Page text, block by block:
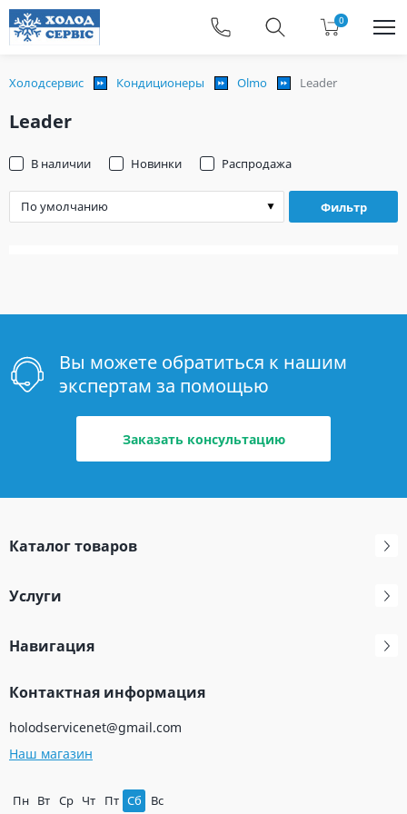
0
Холодсервис Кондиционеры Olmo Leader
Leader
Фильтр
В наличии Новинки Распродажа
Вы можете обратиться к нашим
экспертам за помощью
Заказать консультацию
Каталог товаров
Услуги
Навигация
Контактная информация
holodservicenet@gmail.com
Наш магазин
Пн Вт Ср Чт Пт Сб Вс